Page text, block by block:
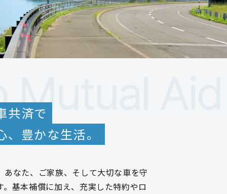
共済で
豊かな生活。
あなた、ご家族、そして大切な車を守
。基本補償に加え、充実した特約やロ